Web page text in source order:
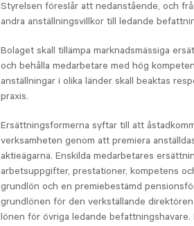
Styrelsen föreslår att nedanstående, och
andra anställningsvillkor till ledande
Bolaget skall tillämpa marknadsmässiga
och behålla medarbetare med hög
anställningar i olika länder skall beaktas
praxis.
Ersättningsformerna syftar till att
verksamheten genom att premiera
aktieägarna. Enskilda medarbetares
arbetsuppgifter, prestationer, kompetens
grundlön och en premiebestämd
grundlönen för den verkställande
lönen för övriga ledande